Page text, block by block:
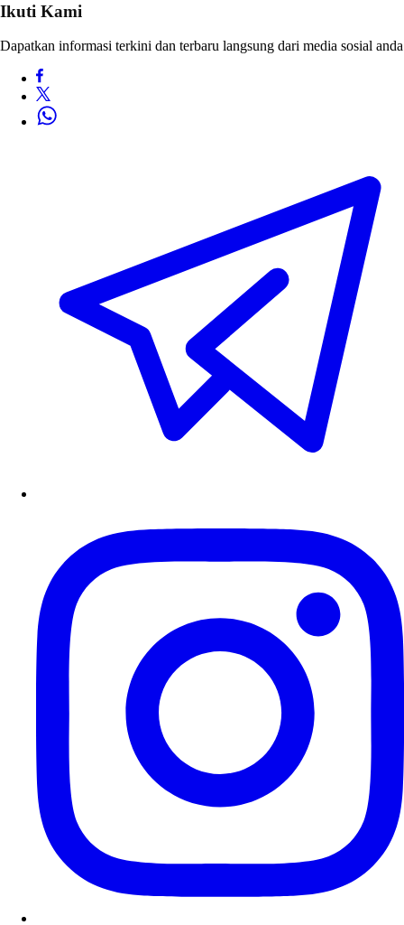
Ikuti Kami
Dapatkan informasi terkini dan terbaru langsung dari media sosial anda